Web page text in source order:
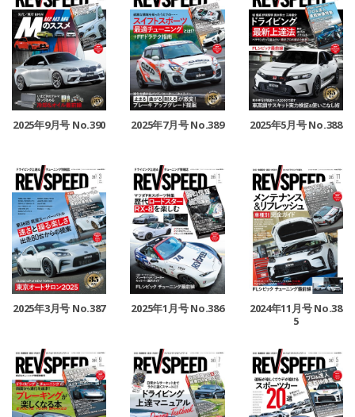
2025年9月号 No.390 2025年7月号 No.389 2025年5月号 No.388
2025年3月号 No.387 2025年1月号 No.386
2024年11月号 No.38
5